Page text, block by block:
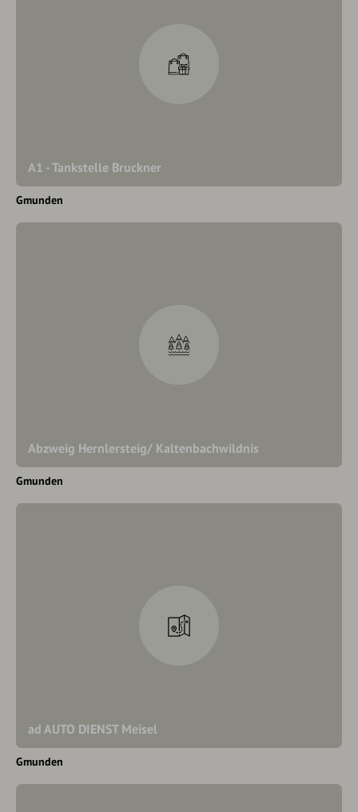
A1 - Tankstelle Bruckner
Gmunden
Abzweig Hernlersteig/ Kaltenbachwildnis
Gmunden
ad AUTO DIENST Meisel
Gmunden